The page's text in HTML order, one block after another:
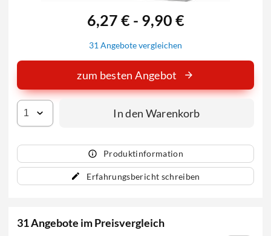
Produktinformation
Erfahrungsbericht schreiben
6,27 € - 9,90 €
31 Angebote vergleichen
zum besten Angebot
In den Warenkorb
31 Angebote im Preisvergleich